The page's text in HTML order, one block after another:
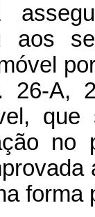
aos
26-A,
que
no
forma